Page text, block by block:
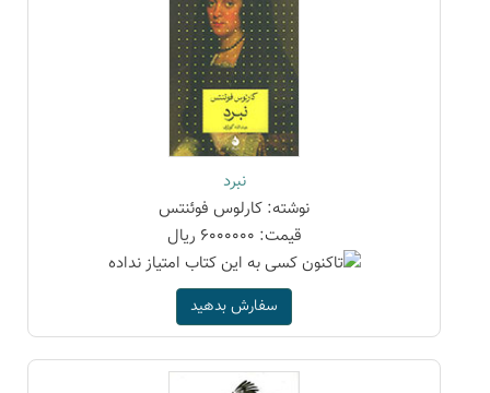
نبرد
نوشته: کارلوس فوئنتس
قیمت: 6000000 ریال
سفارش بدهید